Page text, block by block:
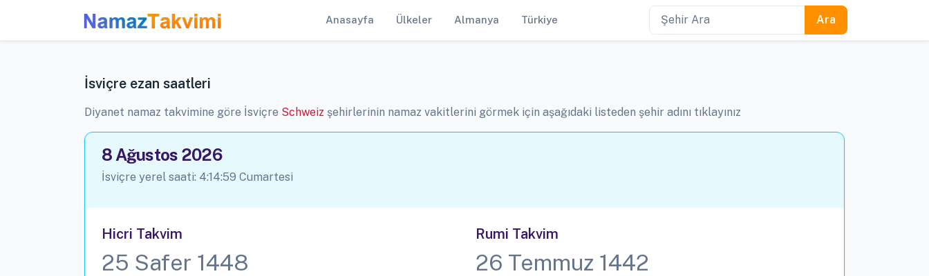
Anasayfa Ülkeler Almanya Türkiye
İsviçre ezan saatleri
Diyanet namaz takvimine göre İsviçre Schweiz şehirlerinin namaz vakitlerini görmek için aşağıdaki listeden şehir adını tıklayınız
8 Ağustos 2026
İsviçre yerel saati: 4:15:00 Cumartesi
Hicri Takvim
25 Safer 1448
Rumi Takvim
26 Temmuz 1442